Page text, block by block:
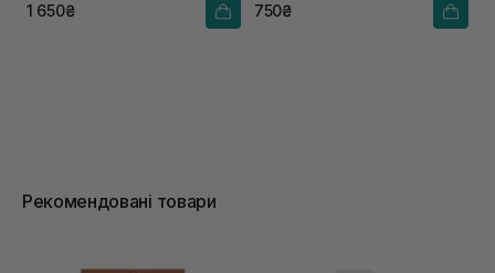
1 650₴ 750₴
Рекомендовані товари